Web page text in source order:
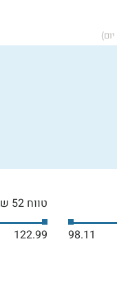
98.11
טווח 52 שבועות
122.99